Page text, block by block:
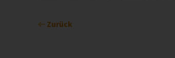
Zurück